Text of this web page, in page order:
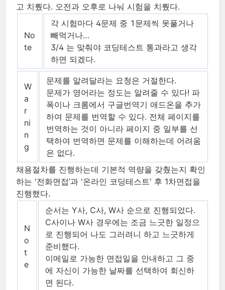
고 치뤘다. 오전과 오후로 나눠 시험을 치뤘다.
No
te
각 시험마다 4문제 중 1문제씩 못풀거나
빼먹거나…​
3/4 는 맞춰야 코딩테스트 통과라고 생각
하면 되겠다.
W
a
r
ni
n
g
문제를 알려달라는 요청은 거절한다.
문제가 영어라는 정도는 알려줄 수 있다! 파
폭이나 크롬에서 구글번역기 애드온을 추가
하여 문제를 번역할 수 있다. 전체 페이지를
번역하는 것이 아니라 페이지 중 일부를 선
택하여 번역하면 문제를 이해하는데 어려움
은 없다.
채용절차를 진행하는데 기본적 역량을 갖췄는지 확인
하는 '전화면접’과 '온라인 코딩테스트' 후 1차면접을
진행했다.
N
o
t
e
순서는 Y사, C사, W사 순으로 진행되었다.
C사이나 W사 경우에는 조금 느긋한 일정으
로 진행되어 나도 그러려니 하고 느긋하게
준비했다.
이메일로 가능한 면접일을 안내하고 그 중
에 자신이 가능한 날짜를 선택하여 회신하
면 된다.